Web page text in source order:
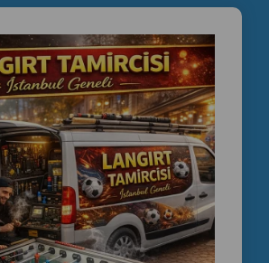
eğlence merkezleri
masası müşterilerin daha uzun süre
geçirmesini sağlar.
Langırt Masası Satışı
içinlangırt masası modelleri ve
bilgi almak isteyen işletmeler için
çözümler sunulmaktadır.